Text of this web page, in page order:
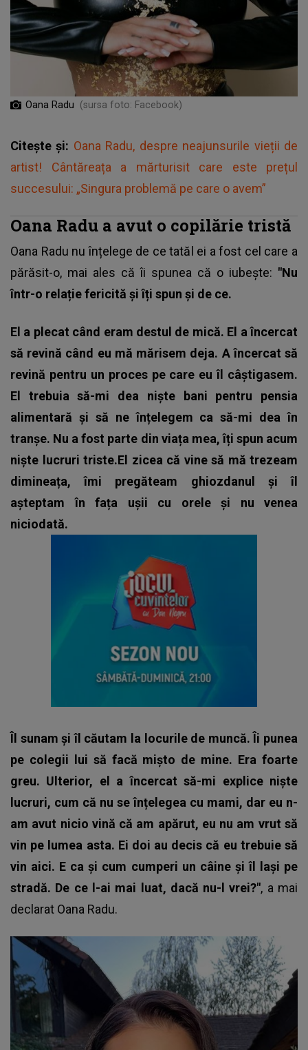
Oana Radu (sursa foto: Facebook)
Citește și: Oana Radu, despre neajunsurile vieții de
artist! Cântăreața a mărturisit care este prețul
succesului: „Singura problemă pe care o avem”
Oana Radu a avut o copilărie tristă
Oana Radu nu înțelege de ce tatăl ei a fost cel care a
părăsit-o, mai ales că îi spunea că o iubește: "Nu
într-o relație fericită și îți spun și de ce.
El a plecat când eram destul de mică. El a încercat
să revină când eu mă mărisem deja. A încercat să
revină pentru un proces pe care eu îl câștigasem.
El trebuia să-mi dea niște bani pentru pensia
alimentară și să ne înțelegem ca să-mi dea în
tranșe. Nu a fost parte din viața mea, îți spun acum
niște lucruri triste.El zicea că vine să mă trezeam
dimineața, îmi pregăteam ghiozdanul și îl
așteptam în fața ușii cu orele și nu venea
niciodată.
Îl sunam și îl căutam la locurile de muncă. Îi punea
pe colegii lui să facă mișto de mine. Era foarte
greu. Ulterior, el a încercat să-mi explice niște
lucruri, cum că nu se înțelegea cu mami, dar eu n-
am avut nicio vină că am apărut, eu nu am vrut să
vin pe lumea asta. Ei doi au decis că eu trebuie să
vin aici. E ca și cum cumperi un câine și îl lași pe
stradă. De ce l-ai mai luat, dacă nu-l vrei?", a mai
declarat Oana Radu.